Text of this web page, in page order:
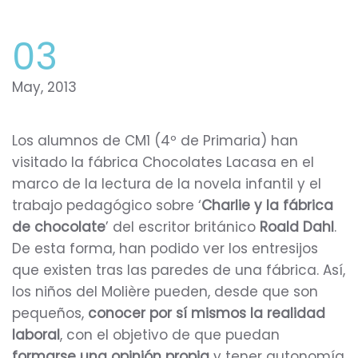
03
May, 2013
Los alumnos de CM1 (4º de Primaria) han
visitado la fábrica Chocolates Lacasa en el
marco de la lectura de la novela infantil y el
trabajo pedagógico sobre ‘Charlie y la fábrica
de chocolate’ del escritor británico Roald Dahl.
De esta forma, han podido ver los entresijos
que existen tras las paredes de una fábrica. Así,
los niños del Molière pueden, desde que son
pequeños, conocer por sí mismos la realidad
laboral, con el objetivo de que puedan